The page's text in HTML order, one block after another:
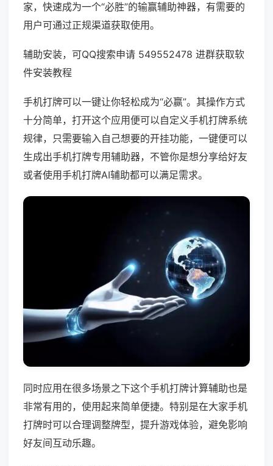
家，快速成为一个“必胜”的输赢辅助神器，有需要的
用户可通过正规渠道获取使用。
辅助安装，可QQ搜索申请 549552478 进群获取软
件安装教程
手机打牌可以一键让你轻松成为“必赢”。其操作方式
十分简单，打开这个应用便可以自定义手机打牌系统
规律，只需要输入自己想要的开挂功能，一键便可以
生成出手机打牌专用辅助器，不管你是想分享给好友
或者使用手机打牌AI辅助都可以满足需求。
同时应用在很多场景之下这个手机打牌计算辅助也是
非常有用的，使用起来简单便捷。特别是在大家手机
打牌时可以合理调整牌型，提升游戏体验，避免影响
好友间互动乐趣。